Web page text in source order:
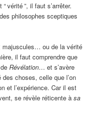
“vérité”, il faut s’arrêter.
des philosophes sceptiques
majuscules… ou de la vérité
il faut comprendre que
deRévélation… et s’avère
choses, celle que l’on
et l’expérience. Car il est
se révèle réticente àsa